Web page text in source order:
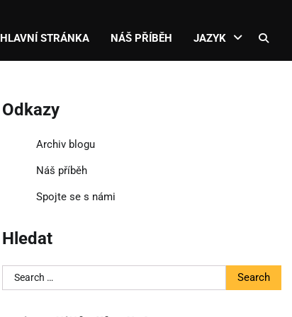
HLAVNÍ STRÁNKA NÁŠ PŘÍBĚH JAZYK
Odkazy
Archiv blogu
Náš příběh
Spojte se s námi
Hledat
Search
for: